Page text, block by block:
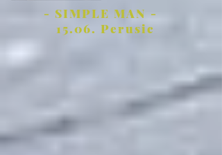
- SIMPLE MAN -
15.06. Perusic